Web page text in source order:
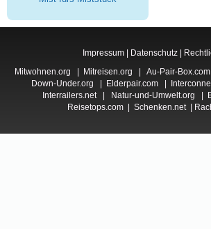
Impressum Datenschutz
Mitwohnen.org | Mitreisen.org | Au-Pair-Box.com
Down-Under.org | Elderpair.com|
Interrailers.net| Natur-und-Umwelt.org |
Reisetops.com | Schenken.net|